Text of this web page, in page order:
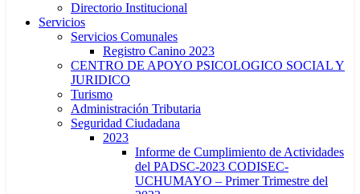
Directorio Institucional
Servicios
Servicios Comunales
Registro Canino 2023
CENTRO DE APOYO PSICOLOGICO SOCIAL Y
JURIDICO
Turismo
Administración Tributaria
Seguridad Ciudadana
2023
Informe de Cumplimiento de Actividades
del PADSC-2023 CODISEC-
UCHUMAYO – Primer Trimestre del